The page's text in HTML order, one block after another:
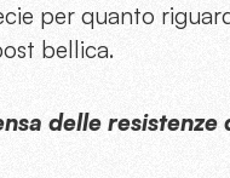
per quanto
bellica.
delle resistenze